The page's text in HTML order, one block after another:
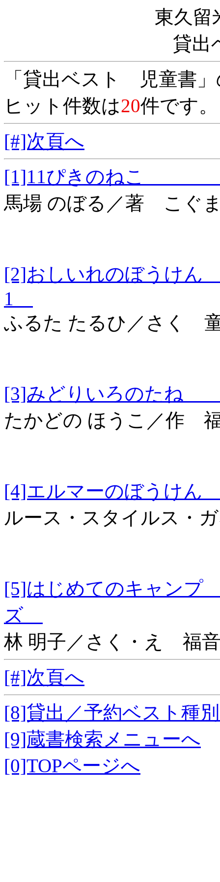
東久留
貸出
「貸出ベスト 児童書
ヒット件数は20件です
[#]次頁へ
[1]11ぴきのね
馬場 のぼる／著 こぐ
[2]おしいれのぼうけ
1
ふるた たるひ／さく
[3]みどりいろのた
たかどの ほうこ／作
[4]エルマーのぼう
ルース・スタイルス・
[5]はじめてのキャン
ズ
林 明子／さく・え 福
[#]次頁へ
[8]貸出／予約ベスト種
[9]蔵書検索メニューへ
[0]TOPページへ